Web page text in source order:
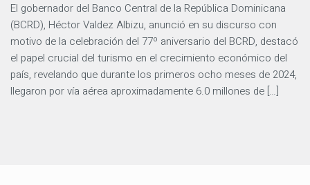
El gobernador del Banco Central de la República Dominicana
(BCRD), Héctor Valdez Albizu, anunció en su discurso con
motivo de la celebración del 77º aniversario del BCRD, destacó
el papel crucial del turismo en el crecimiento económico del
país, revelando que durante los primeros ocho meses de 2024,
llegaron por vía aérea aproximadamente 6.0 millones de […]